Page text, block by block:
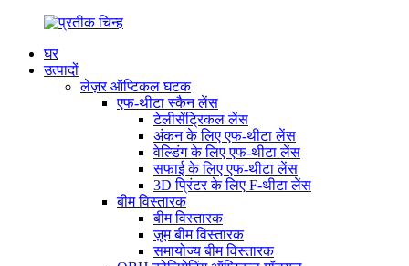
घर
उत्पादों
लेज़र ऑप्टिकल घटक
एफ-थीटा स्कैन लेंस
टेलीसेंट्रिकल लेंस
अंकन के लिए एफ-थीटा लेंस
वेल्डिंग के लिए एफ-थीटा लेंस
सफाई के लिए एफ-थीटा लेंस
3D प्रिंटर के लिए F-थीटा लेंस
बीम विस्तारक
बीम विस्तारक
ज़ूम बीम विस्तारक
समायोज्य बीम विस्तारक